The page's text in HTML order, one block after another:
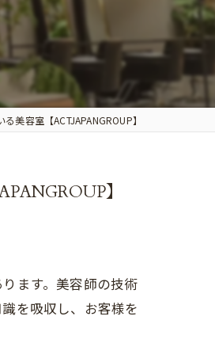
美容室【ACTJAPANGROUP】
】
ます。美容師の技術
を吸収し、お客様を